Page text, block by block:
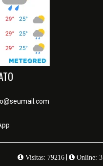
Visitas: 79216| Online: 3